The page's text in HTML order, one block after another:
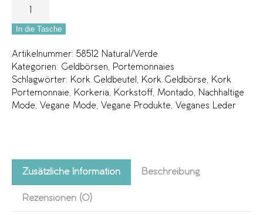
In die Tasche
Artikelnummer: 58512 Natural/Verde
Kategorien: Geldbörsen, Portemonnaies
Schlagwörter: Kork Geldbeutel , Kork Geldbörse, Kork
Portemonnaie, Korkeria, Korkstoff, Montado,
Nachhaltige
Mode, Vegane Mode, Vegane Produkte, Veganes Leder
Zusätzliche Information Beschreibung
Rezensionen (0)